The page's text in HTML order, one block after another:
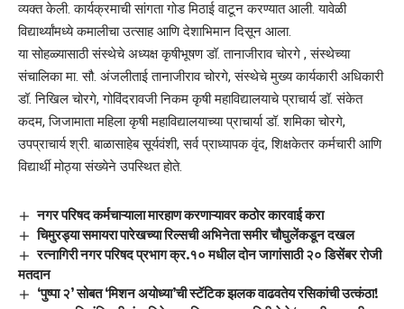
व्यक्त केली. कार्यक्रमाची सांगता गोड मिठाई वाटून करण्यात आली. यावेळी
विद्यार्थ्यांमध्ये कमालीचा उत्साह आणि देशाभिमान दिसून आला.
या सोहळ्यासाठी संस्थेचे अध्यक्ष कृषीभूषण डॉ. तानाजीराव चोरगे , संस्थेच्या
संचालिका मा. सौ. अंजलीताई तानाजीराव चोरगे, संस्थेचे मुख्य कार्यकारी अधिकारी
डॉ. निखिल चोरगे, गोविंदरावजी निकम कृषी महाविद्यालयाचे प्राचार्य डॉ. संकेत
कदम, जिजामाता महिला कृषी महाविद्यालयाच्या प्राचार्या डॉ. शमिका चोरगे,
उपप्राचार्य श्री. बाळासाहेब सूर्यवंशी, सर्व प्राध्यापक वृंद, शिक्षकेतर कर्मचारी आणि
विद्यार्थी मोठ्या संख्येने उपस्थित होते.
नगर परिषद कर्मचाऱ्याला मारहाण करणाऱ्यावर कठोर कारवाई करा
चिमुरड्या समायरा पारेखच्या रिल्सची अभिनेता समीर चौघुलेंकडून दखल
रत्नागिरी नगर परिषद प्रभाग क्र.१० मधील दोन जागांसाठी २० डिसेंबर रोजी
मतदान
‘पुष्पा २’ सोबत ‘मिशन अयोध्या’ची स्टॅटिक झलक वाढवतेय रसिकांची उत्कंठा!